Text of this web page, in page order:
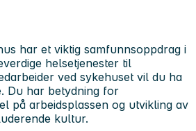
har et viktig samfunnsoppdrag i
helsetjenester til
ved sykehuset vil du ha
Du har betydning for
på arbeidsplassen og utvikling av
kultur.